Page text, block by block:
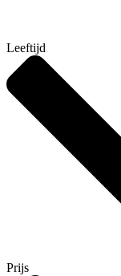
Leeftijd
Prijs